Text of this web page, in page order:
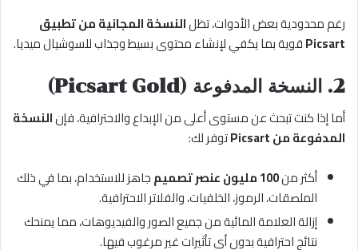
رغم محدودية بعض الأدوات، تظلالنسخة المجانية من تطبيق
Picsartقوية بما يكفي لإنشاء محتوى بسيط وجذاب للسوشيال ميديا.
2. النسخة المدفوعة (Picsart Gold)
أما إذا كنت تبحث عن مستوى أعلى من الإبداع والاحترافية، فإنالنسخة
المدفوعة من Picsart
توفر لك:
أكثر من100 مليون عنصر تصميم
جاهز للاستخدام، بما في ذلك
الملصقات، الرموز، الخلفيات، والفلاتر الاحترافية.
إزالة العلامة المائية من جميع الصور والفيديوهات، مما يمنحك
نتائج احترافية بدون أي تأثيرات غير مرغوب فيها.